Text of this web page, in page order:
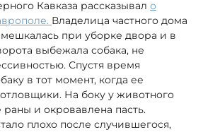
Кавказа рассказывал о
Владелица частного дома
при уборке двора и в
выбежала собака, не
Спустя время
в тот момент, когда ее
На боку у животного
и окровавлена пасть.
плохо после случившегося,